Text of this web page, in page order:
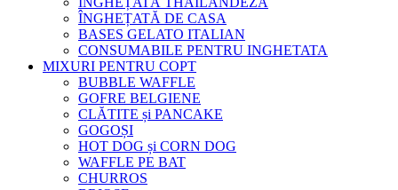
ÎNGHEȚATĂ DE CASA
BASES GELATO ITALIAN
CONSUMABILE PENTRU INGHETATA
MIXURI PENTRU COPT
BUBBLE WAFFLE
GOFRE BELGIENE
CLĂTITE și PANCAKE
GOGOȘI
HOT DOG și CORN DOG
WAFFLE PE BAT
CHURROS